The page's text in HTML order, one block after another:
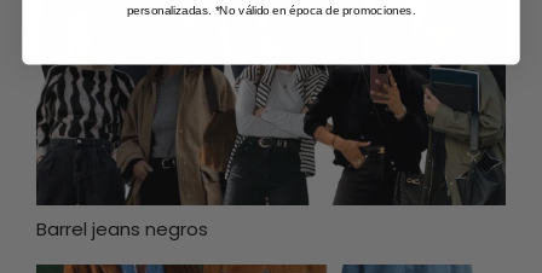
Barrel jeans negros
personalizadas. *No válido en época de promociones.